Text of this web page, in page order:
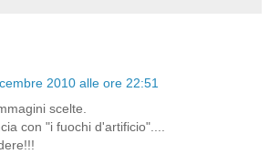
2010 alle ore 22:51
scelte.
con "i fuochi d'artificio"....